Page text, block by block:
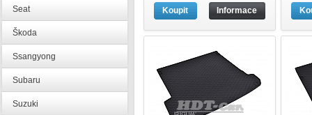
Koupit Informace
Seat
Škoda
Ssangyong
Subaru
Suzuki